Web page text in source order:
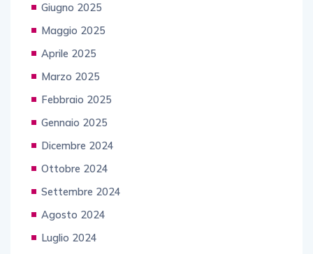
Giugno 2025
Maggio 2025
Aprile 2025
Marzo 2025
Febbraio 2025
Gennaio 2025
Dicembre 2024
Ottobre 2024
Settembre 2024
Agosto 2024
Luglio 2024